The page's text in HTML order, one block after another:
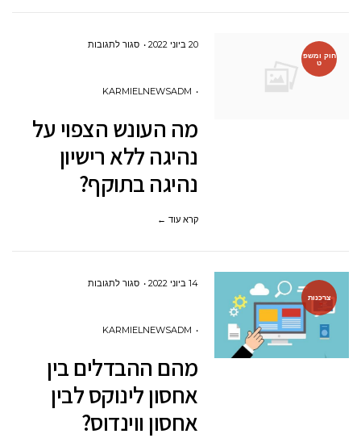
חוק ומשפ
ט
20 ביוני 2022 סגור לתגובותעל
על
נהיגה
ללא
KARMIELNEWSADM
מה העונש הצפוי על
נהיגה ללא רישיון
נהיגה בתוקף?
קרא עוד ←
צרכנות
14 ביוני 2022 סגור לתגובותעל
אחסון
לינוקס
לבין
KARMIELNEWSADM
מהם ההבדלים בין
אחסון לינוקס לבין
אחסון ווינדוס?